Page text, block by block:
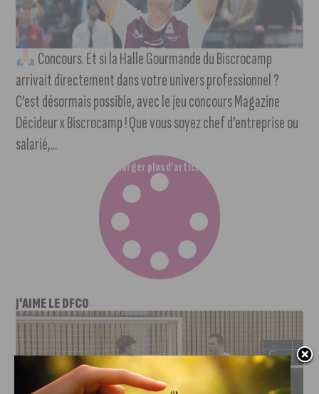
Concours. Et si la Halle Gourmande du Biscrocamp
arrivait directement dans votre univers professionnel ?
C’est désormais possible, avec le jeu concours Magazine
Décideur x Biscrocamp ! Que vous soyez chef d’entreprise ou
salarié,...
Charger plus d’articles
J'AIME LE DFCO